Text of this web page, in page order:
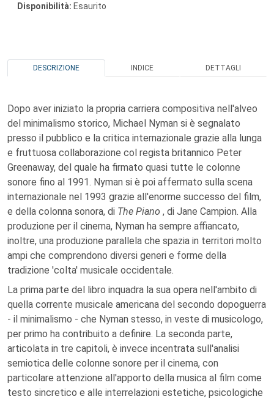
Disponibilità: Esaurito
DESCRIZIONE INDICE DETTAGLI
Dopo aver iniziato la propria carriera compositiva nell'alveo
del minimalismo storico, Michael Nyman si è segnalato
presso il pubblico e la critica internazionale grazie alla lunga
e fruttuosa collaborazione col regista britannico Peter
Greenaway, del quale ha firmato quasi tutte le colonne
sonore fino al 1991. Nyman si è poi affermato sulla scena
internazionale nel 1993 grazie all'enorme successo del film,
e della colonna sonora, di The Piano , di Jane Campion. Alla
produzione per il cinema, Nyman ha sempre affiancato,
inoltre, una produzione parallela che spazia in territori molto
ampi che comprendono diversi generi e forme della
tradizione 'colta' musicale occidentale.
La prima parte del libro inquadra la sua opera nell'ambito di
quella corrente musicale americana del secondo dopoguerra
- il minimalismo - che Nyman stesso, in veste di musicologo,
per primo ha contribuito a definire. La seconda parte,
articolata in tre capitoli, è invece incentrata sull'analisi
semiotica delle colonne sonore per il cinema, con
particolare attenzione all'apporto della musica al film come
testo sincretico e alle interrelazioni estetiche, psicologiche